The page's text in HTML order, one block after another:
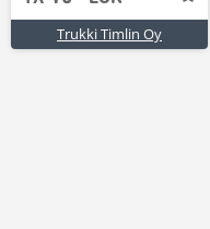
Trukki Timlin Oy